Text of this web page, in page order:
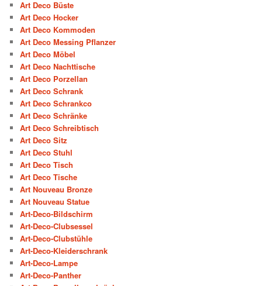
Art Deco Büste
Art Deco Hocker
Art Deco Kommoden
Art Deco Messing Pflanzer
Art Deco Möbel
Art Deco Nachttische
Art Deco Porzellan
Art Deco Schrank
Art Deco Schrankco
Art Deco Schränke
Art Deco Schreibtisch
Art Deco Sitz
Art Deco Stuhl
Art Deco Tisch
Art Deco Tische
Art Nouveau Bronze
Art Nouveau Statue
Art-Deco-Bildschirm
Art-Deco-Clubsessel
Art-Deco-Clubstühle
Art-Deco-Kleiderschrank
Art-Deco-Lampe
Art-Deco-Panther